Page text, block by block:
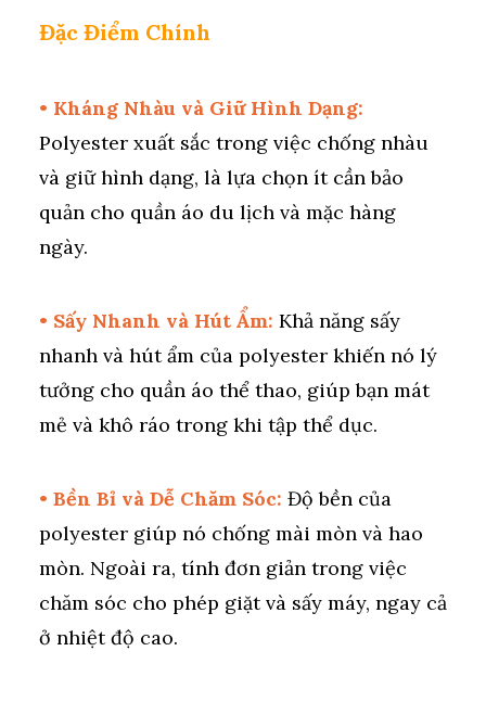
Đặc Điểm Chính
• Kháng Nhàu và Giữ Hình Dạng:
Polyester xuất sắc trong việc chống nhàu
và giữ hình dạng, là lựa chọn ít cần bảo
quản cho quần áo du lịch và mặc hàng
ngày.
• Sấy Nhanh và Hút Ẩm: Khả năng sấy
nhanh và hút ẩm của polyester khiến nó lý
tưởng cho quần áo thể thao, giúp bạn mát
mẻ và khô ráo trong khi tập thể dục.
• Bền Bỉ và Dễ Chăm Sóc: Độ bền của
polyester giúp nó chống mài mòn và hao
mòn. Ngoài ra, tính đơn giản trong việc
chăm sóc cho phép giặt và sấy máy, ngay cả
ở nhiệt độ cao.